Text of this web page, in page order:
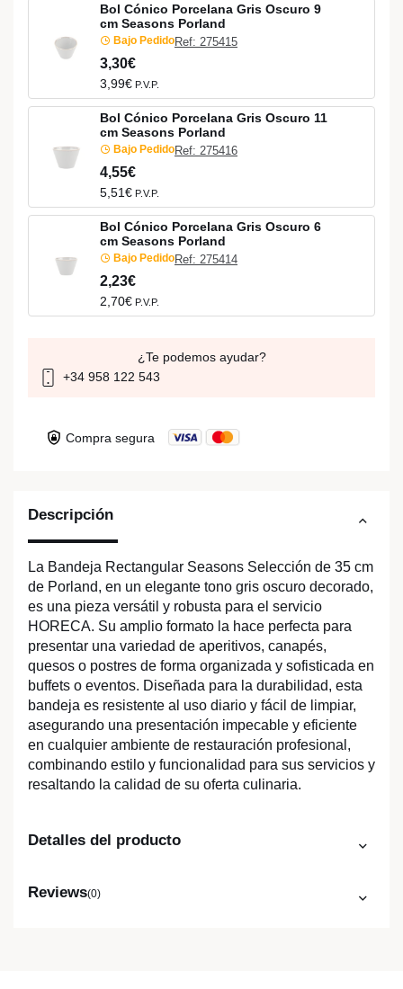
Descripción
La Bandeja Rectangular Seasons Selección de 35 cm
de Porland, en un elegante tono gris oscuro decorado,
es una pieza versátil y robusta para el servicio
HORECA. Su amplio formato la hace perfecta para
presentar una variedad de aperitivos, canapés,
quesos o postres de forma organizada y sofisticada en
buffets o eventos. Diseñada para la durabilidad, esta
bandeja es resistente al uso diario y fácil de limpiar,
asegurando una presentación impecable y eficiente
en cualquier ambiente de restauración profesional,
combinando estilo y funcionalidad para sus servicios y
resaltando la calidad de su oferta culinaria.
Detalles del producto
Reviews(0)
Bol Cónico Porcelana Gris Oscuro 9
cm Seasons Porland
Bajo PedidoRef: 275415
3,30€
3,99€ P.V.P.
Bol Cónico Porcelana Gris Oscuro 11
cm Seasons Porland
Bajo PedidoRef: 275416
4,55€
5,51€ P.V.P.
Bol Cónico Porcelana Gris Oscuro 6
cm Seasons Porland
Bajo PedidoRef: 275414
2,23€
2,70€ P.V.P.
¿Te podemos ayudar?
+34 958 122 543
Compra segura